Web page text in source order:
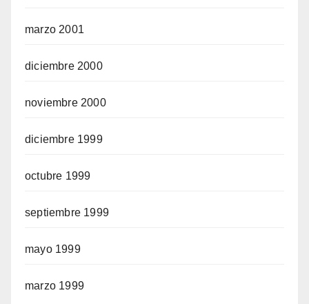
marzo 2001
diciembre 2000
noviembre 2000
diciembre 1999
octubre 1999
septiembre 1999
mayo 1999
marzo 1999